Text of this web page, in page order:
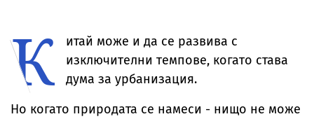
нива
К
итай може и да се развива с
изключителни темпове, когато става
дума за урбанизация.
Но когато природата се намеси - нищо не може